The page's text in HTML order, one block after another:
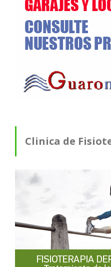
Clinica de